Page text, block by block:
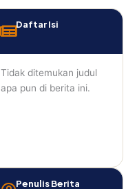
Daftar Isi
Tidak ditemukan judul
apa pun di berita ini.
Penulis Berita